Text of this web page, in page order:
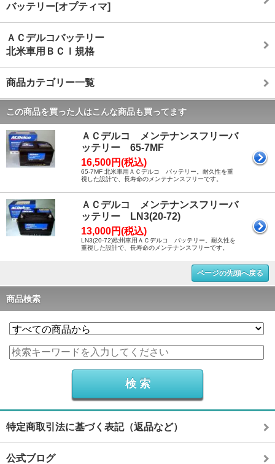
バッテリー[オプティマ]
ＡＣデルコバッテリー
北米車用ＢＣＩ規格
商品カテゴリー一覧
この商品を買った人はこんな商品も買ってます
ＡＣデルコ メンテナンスフリーバ
ッテリー 65-7MF
16,500円(税込)
65-7MF 北米車用ＡＣデルコ バッテリー。耐久性を重
視した設計で、長寿命のメンテナンスフリーです。
ＡＣデルコ メンテナンスフリーバ
ッテリー LN3(20-72)
13,000円(税込)
LN3(20-72)欧州車用ＡＣデルコ バッテリー。耐久性を
重視した設計で、長寿命のメンテナンスフリーです。
ページの先頭へ戻る
商品検索
特定商取引法に基づく表記（返品など）
公式ブログ